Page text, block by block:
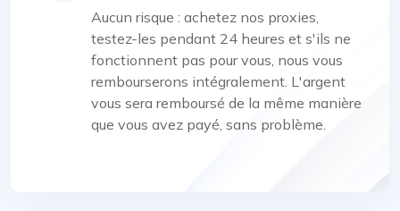
Aucun risque : achetez nos proxies,
testez-les pendant 24 heures et s'ils ne
fonctionnent pas pour vous, nous vous
rembourserons intégralement. L'argent
vous sera remboursé de la même manière
que vous avez payé, sans problème.